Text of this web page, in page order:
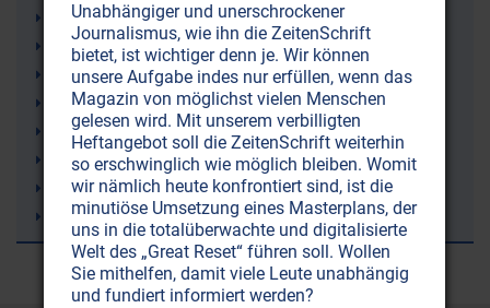
HAARP
Kolloidales Silber
Arthrose
Lunge
Zehn Gebote
Freimaurerei
Krankheit
Hamerscher Herd
Unabhängiger und unerschrockener
Journalismus, wie ihn die ZeitenSchrift
bietet, ist wichtiger denn je. Wir können
unsere Aufgabe indes nur erfüllen, wenn das
Magazin von möglichst vielen Menschen
gelesen wird. Mit unserem verbilligten
Heftangebot soll die ZeitenSchrift weiterhin
so erschwinglich wie möglich bleiben. Womit
wir nämlich heute konfrontiert sind, ist die
minutiöse Umsetzung eines Masterplans, der
uns in die totalüberwachte und digitalisierte
Welt des „Great Reset“ führen soll. Wollen
Sie mithelfen, damit viele Leute unabhängig
und fundiert informiert werden?